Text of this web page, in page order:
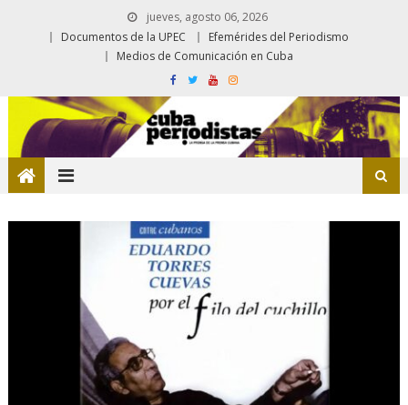
jueves, agosto 06, 2026
Documentos de la UPEC
Efemérides del Periodismo
Medios de Comunicación en Cuba